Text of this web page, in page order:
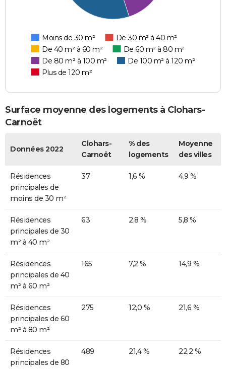
Moins de 30 m²
De 30 m² à 40 m²
De 40 m² à 60 m²
De 60 m² à 80 m²
De 80 m² à 100 m²
De 100 m² à 120 m²
Plus de 120 m²
Surface moyenne des logements à Clohars-
Carnoët
Données 2022
Clohars-
Carnoët
% des
logements
Moyenne
des villes
Résidences
principales de
moins de 30 m²
37 1,6 % 4,9 %
Résidences
principales de 30
m² à 40 m²
63 2,8 % 5,8 %
Résidences
principales de 40
m² à 60 m²
165 7,2 % 14,9 %
Résidences
principales de 60
m² à 80 m²
275 12,0 % 21,6 %
Résidences
principales de 80
489 21,4 % 22,2 %